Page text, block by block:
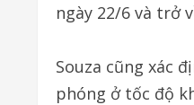
ngày 22/6 và trở
Souza cũng xác
phóng ở tốc độ